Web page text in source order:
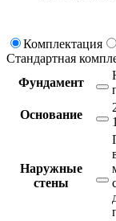
Комплектация
Стандартная
Фундамент
Основание
Наружные
стены